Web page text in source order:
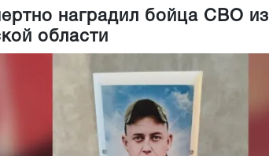
наградил бойца СВО из
области